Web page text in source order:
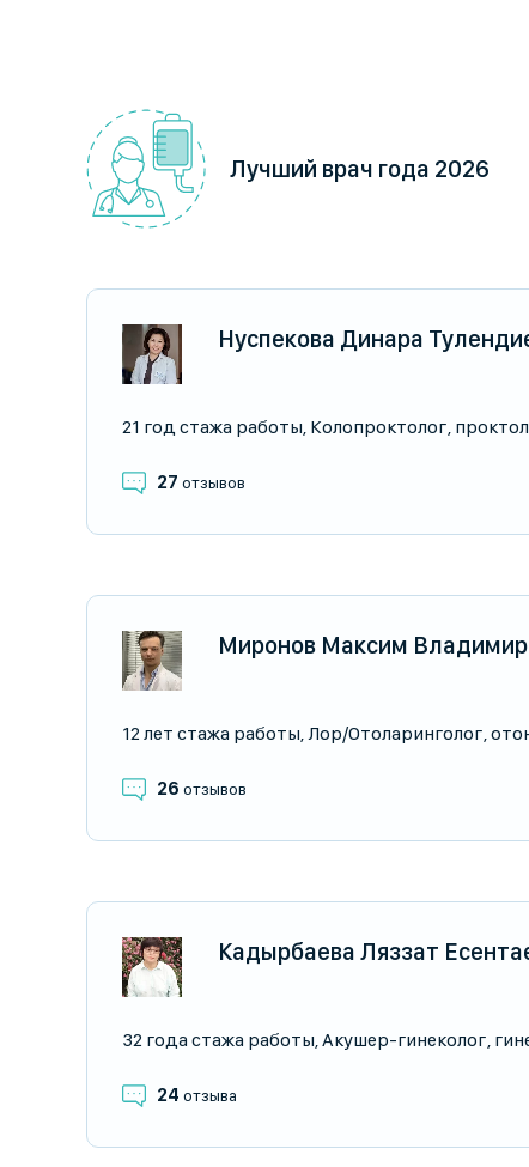
Лучший врач года 2026
Нуспекова Динара
21 год стажа работы, Колопроктолог,
27 отзывов
Миронов Максим
12 лет стажа работы,Лор/Отоларинголог,
26 отзывов
Кадырбаева Ляззат
32 года стажа работы,Акушер-гинеколог,
24 отзыва